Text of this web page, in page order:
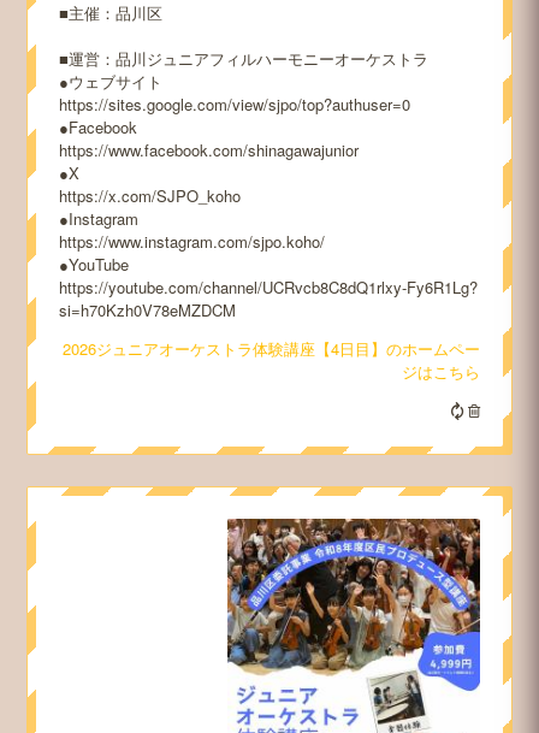
■主催：品川区
■運営：品川ジュニアフィルハーモニーオーケストラ
●ウェブサイト
https://sites.google.com/view/sjpo/top?authuser=0
●Facebook
https://www.facebook.com/shinagawajunior
●X
https://x.com/SJPO_koho
●Instagram
https://www.instagram.com/sjpo.koho/
●YouTube
https://youtube.com/channel/UCRvcb8C8dQ1rlxy-Fy6R1Lg?
si=h70Kzh0V78eMZDCM
2026ジュニアオーケストラ体験講座【4日目】